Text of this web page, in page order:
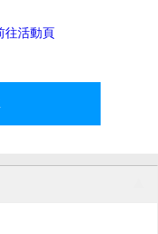
往活動頁